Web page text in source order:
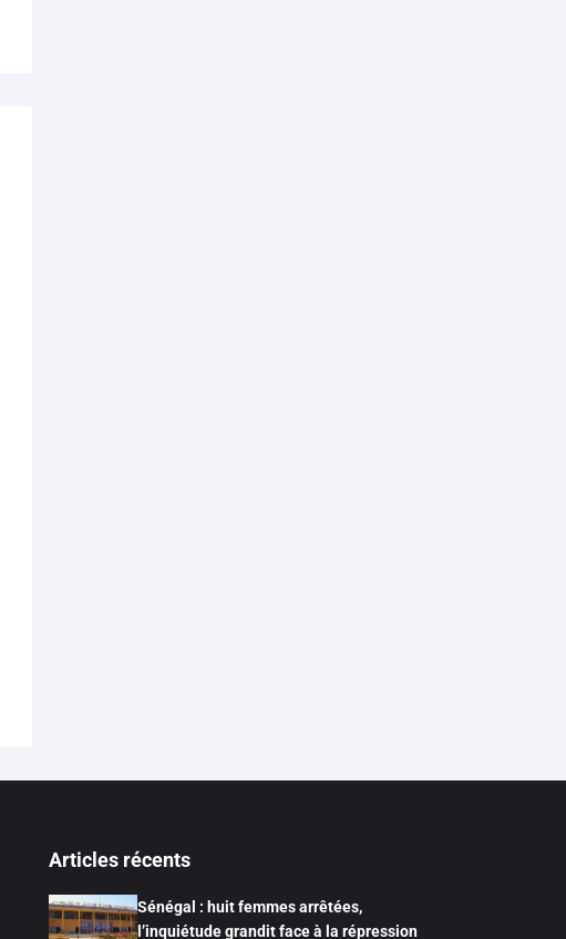
Articles récents
Sénégal : huit femmes arrêtées,
l’inquiétude grandit face à la répression